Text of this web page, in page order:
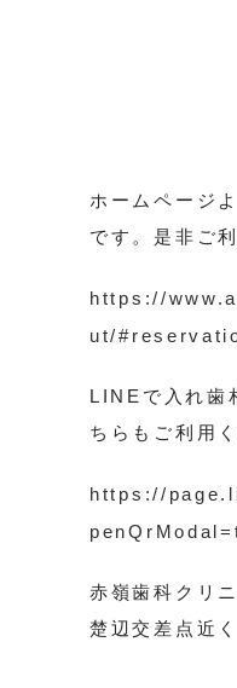
ホームページ
です。是非ご
https://
ut/
LINEで入れ歯
ちらもご利用
https://
赤嶺歯科クリ
楚辺交差点近く